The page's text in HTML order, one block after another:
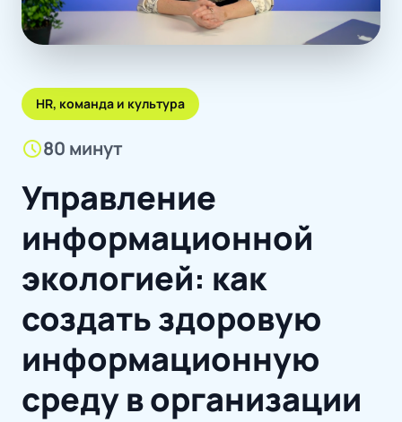
HR, команда и культура
schedule80 минут
Управление
информационной
экологией: как
создать здоровую
информационную
среду в организации